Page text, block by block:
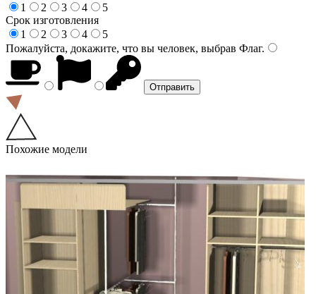
1
2 3 4
5
Срок изготовления
1
2 3 4
5
Пожалуйста, докажите, что вы человек, выбрав Флаг.
Похожие модели